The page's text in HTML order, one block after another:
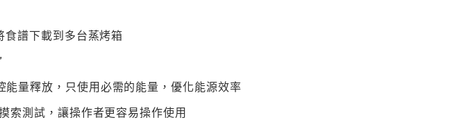
食譜下載到多台蒸烤箱
量釋放，只使用必需的能量，優化能源效率
索測試，讓操作者更容易操作使用